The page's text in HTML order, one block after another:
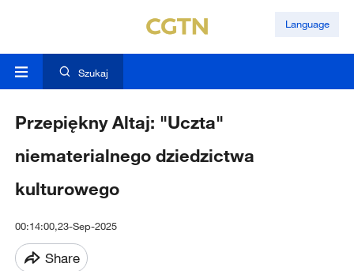
Language
Szukaj
Przepiękny Altaj: "Uczta"
niematerialnego dziedzictwa
kulturowego
00:14:00,23-Sep-2025
Share